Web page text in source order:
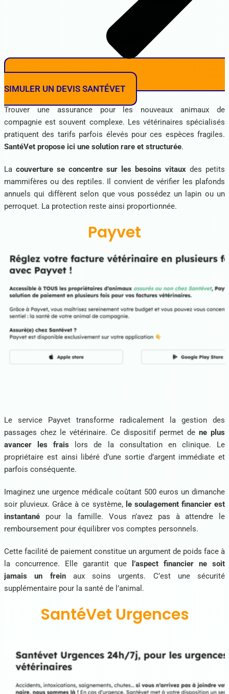
SIMULER UN DEVIS SANTÉVET
Trouver une assurance pour les nouveaux animaux de
compagnie est souvent complexe. Les vétérinaires spécialisés
pratiquent des tarifs parfois élevés pour ces espèces fragiles.
SantéVet propose ici une solution rare et structurée.
La couverture se concentre sur les besoins vitaux des petits
mammifères ou des reptiles. Il convient de vérifier les plafonds
annuels qui diffèrent selon que vous possédez un lapin ou un
perroquet. La protection reste ainsi proportionnée.
Payvet
Le service Payvet transforme radicalement la gestion des
passages chez le vétérinaire. Ce dispositif permet de ne plus
avancer les frais lors de la consultation en clinique. Le
propriétaire est ainsi libéré d’une sortie d’argent immédiate et
parfois conséquente.
Imaginez une urgence médicale coûtant 500 euros un dimanche
soir pluvieux. Grâce à ce système, le soulagement financier est
instantané pour la famille. Vous n’avez pas à attendre le
remboursement pour équilibrer vos comptes personnels.
Cette facilité de paiement constitue un argument de poids face à
la concurrence. Elle garantit que
l’aspect financier ne soit
jamais un freinaux soins urgents. C’est une sécurité
supplémentaire pour la santé de l’animal.
SantéVet Urgences